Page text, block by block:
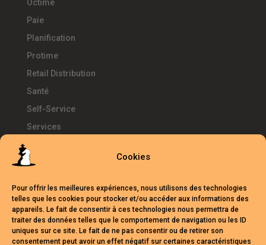
Cookies
Pour offrir les meilleures expériences, nous utilisons des technologies
telles que les cookies pour stocker et/ou accéder aux informations des
appareils. Le fait de consentir à ces technologies nous permettra de
traiter des données telles que le comportement de navigation ou les ID
uniques sur ce site. Le fait de ne pas consentir ou de retirer son
consentement peut avoir un effet négatif sur certaines caractéristiques
Octime
Paie
Planification
Protime
Retail Distribution
Santé
Self-Service
Services
Télétravail
Temps d'Avance
UKG
Webinars